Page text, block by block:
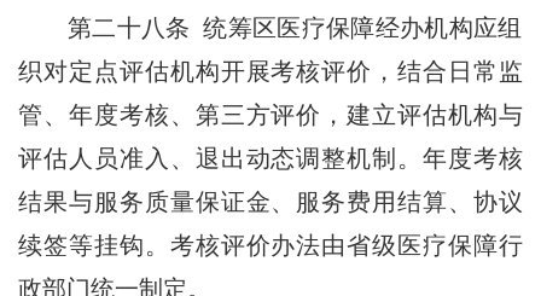
第二十八条 统筹区医疗保障经办机构应组
织对定点评估机构开展考核评价，结合日常监
管、年度考核、第三方评价，建立评估机构与
评估人员准入、退出动态调整机制。年度考核
结果与服务质量保证金、服务费用结算、协议
续签等挂钩。考核评价办法由省级医疗保障行
政部门统一制定。